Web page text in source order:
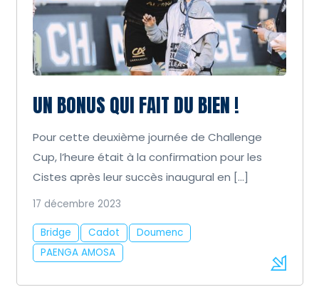
UN BONUS QUI FAIT DU BIEN !
Pour cette deuxième journée de Challenge
Cup, l’heure était à la confirmation pour les
Cistes après leur succès inaugural en […]
17 décembre 2023
Bridge Cadot
Doumenc
PAENGA AMOSA